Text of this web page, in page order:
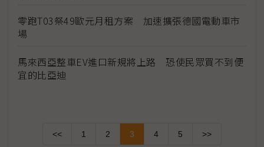
零跑T03祭49歐元月租方案 加速擴張德國電動車市
場
馬來西亞整車EV進口新規將上路 恐使民眾買不到便
宜的比亞迪
<< 1 2 3 4 5 >>